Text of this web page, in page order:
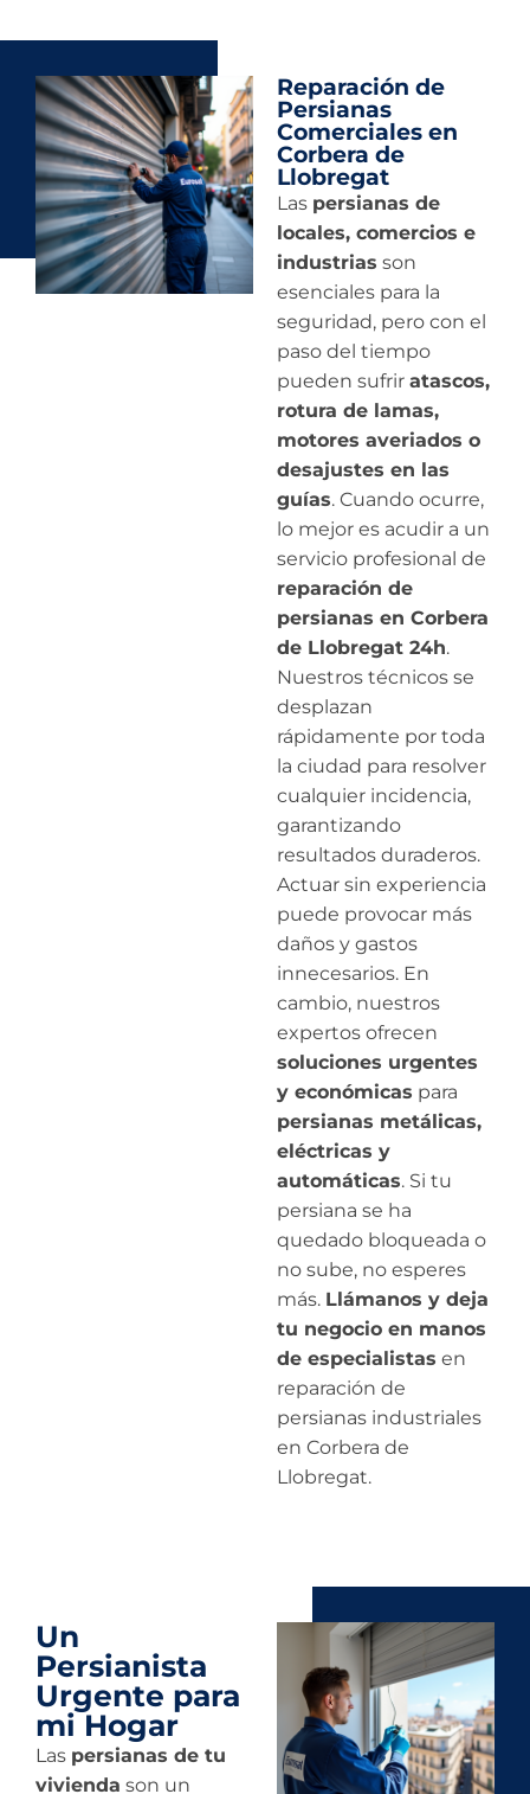
Reparación de
Persianas
Comerciales en
Corbera de
Llobregat
Las persianas de
locales, comercios e
industrias son
esenciales para la
seguridad, pero con el
paso del tiempo
pueden sufrir atascos,
rotura de lamas,
motores averiados o
desajustes en las
guías. Cuando ocurre,
lo mejor es acudir a un
servicio profesional de
reparación de
persianas en Corbera
de Llobregat 24h.
Nuestros técnicos se
desplazan
rápidamente por toda
la ciudad para resolver
cualquier incidencia,
garantizando
resultados duraderos.
Actuar sin experiencia
puede provocar más
daños y gastos
innecesarios. En
cambio, nuestros
expertos ofrecen
soluciones urgentes
y económicas para
persianas metálicas,
eléctricas y
automáticas. Si tu
persiana se ha
quedado bloqueada o
no sube, no esperes
más. Llámanos y deja
tu negocio en manos
de especialistas en
reparación de
persianas industriales
en Corbera de
Llobregat.
Un
Persianista
Urgente para
mi Hogar
Las persianas de tu
vivienda son un